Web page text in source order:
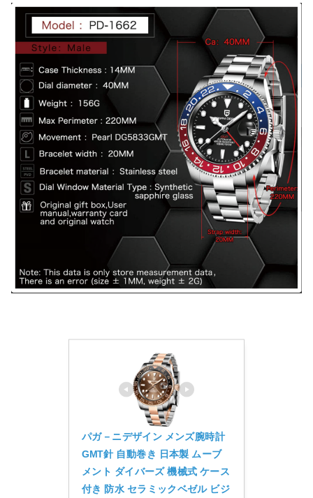
パガ－ニデザイン メンズ腕時計
GMT針 自動巻き 日本製 ムーブ
メント ダイバーズ 機械式 ケース
付き 防水 セラミックベゼル ビジ